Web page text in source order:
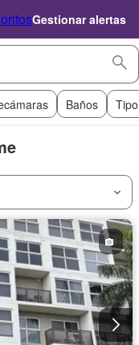
Gestionar alertas
Baños